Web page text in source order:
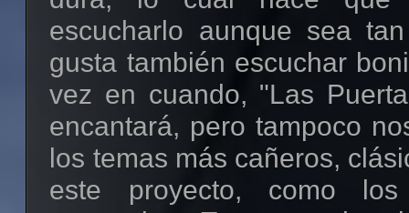
escucharlo aunque sea
gusta también escuchar
vez en cuando, "Las
encantará, pero tampoco
los temas más cañeros,
este proyecto, como